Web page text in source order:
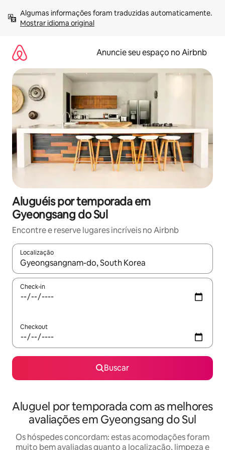
para
Mostrar idioma original
Anuncie seu espaço no Airbnb
Aluguéis por temporada em
Gyeongsang do Sul
Encontre e reserve lugares incríveis no Airbnb
Localização
Quando os resultados estiverem disponíveis, explore-os
Check-in
Checkout
Buscar
Aluguel por temporada com as melhores
avaliações em Gyeongsang do Sul
Os hóspedes concordam: estas acomodações foram
muito bem avaliadas quanto a localização, limpeza e